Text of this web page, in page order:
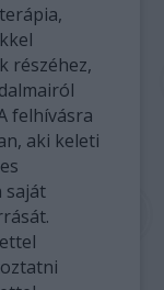
részéhez,
felhívásra
aki keleti
saját